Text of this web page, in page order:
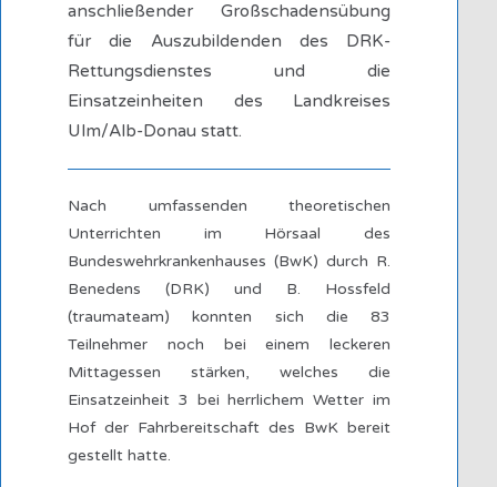
anschließender Großschadensübung
für die Auszubildenden des DRK-
Rettungsdienstes und die
Einsatzeinheiten des Landkreises
Ulm/Alb-Donau statt.
Nach umfassenden theoretischen
Unterrichten im Hörsaal des
Bundeswehrkrankenhauses (BwK) durch R.
Benedens (DRK) und B. Hossfeld
(traumateam) konnten sich die 83
Teilnehmer noch bei einem leckeren
Mittagessen stärken, welches die
Einsatzeinheit 3 bei herrlichem Wetter im
Hof der Fahrbereitschaft des BwK bereit
gestellt hatte.